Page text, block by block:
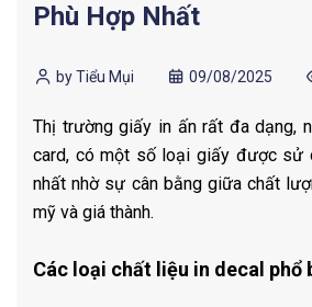
Phù Hợp Nhất
by Tiểu Mụi 09/08/2025
Thị trường giấy in ấn rất đa dạng,
card, có một số loại giấy được sử
nhất nhờ sự cân bằng giữa chất
mỹ và giá thành.
Các loại chất liệu in decal phổ